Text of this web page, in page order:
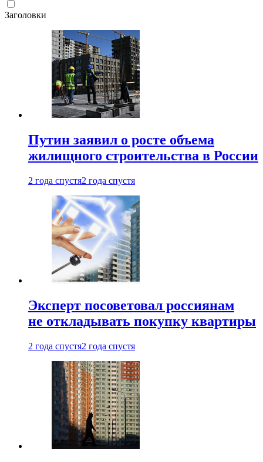
Заголовки
Путин заявил о росте объема
жилищного строительства в России
2 года спустя2 года спустя
Эксперт посоветовал россиянам
не откладывать покупку квартиры
2 года спустя2 года спустя